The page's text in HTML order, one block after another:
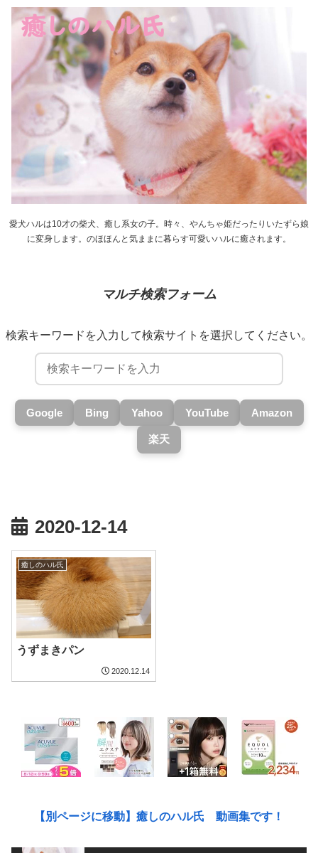
愛犬ハルは10才の柴犬、癒し系女の子。時々、やんちゃ姫だったりいたずら娘
に変身します。のほほんと気ままに暮らす可愛いハルに癒されます。
マルチ検索フォーム
検索キーワードを入力して検索サイトを選択してください。
Google Bing Yahoo YouTube Amazon
楽天
2020-12-14
癒しのハル氏
うずまきパン
2020.12.14
【別ページに移動】癒しのハル氏 動画集です！